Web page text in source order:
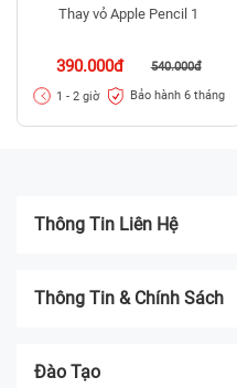
Thay vỏ Apple Pencil 1
390.000đ 540.000đ
1 - 2 giờ Bảo hành 6 tháng
Thông Tin Liên Hệ
Thông Tin & Chính Sách
Đào Tạo